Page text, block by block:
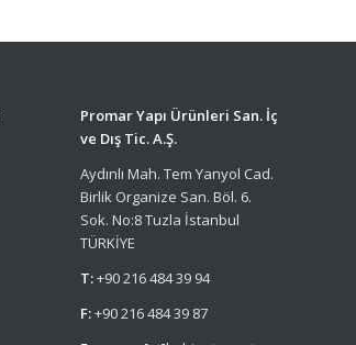
Promar Yapı Ürünleri San. İç
ve Dış Tic. A.Ş.
Aydınlı Mah. Tem Yanyol Cad.
Birlik Organize San. Böl. 6.
Sok. No:8 Tuzla İstanbul
TÜRKİYE
T:+90 216 484 39 94
F:+90 216 484 39 87